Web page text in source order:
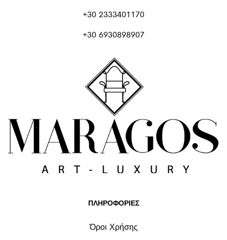
+30 2333401170
+30 6930898907
ΠΛΗΡΟΦΟΡΙΕΣ
Όροι Χρήσης